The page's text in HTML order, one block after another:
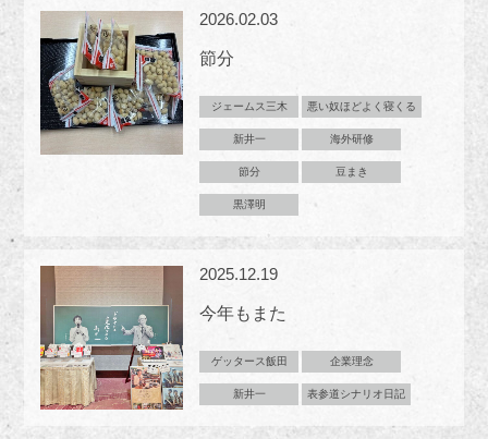
2026.02.03
節分
ジェームス三木 悪い奴ほどよく寝くる
新井一 海外研修
節分 豆まき
黒澤明
2025.12.19
今年もまた
ゲッタース飯田 企業理念
新井一 表参道シナリオ日記